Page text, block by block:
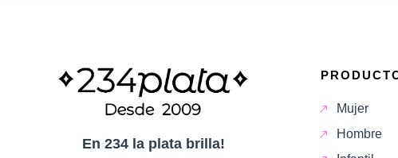
En 234 la plata brilla!
Mujer
Hombre